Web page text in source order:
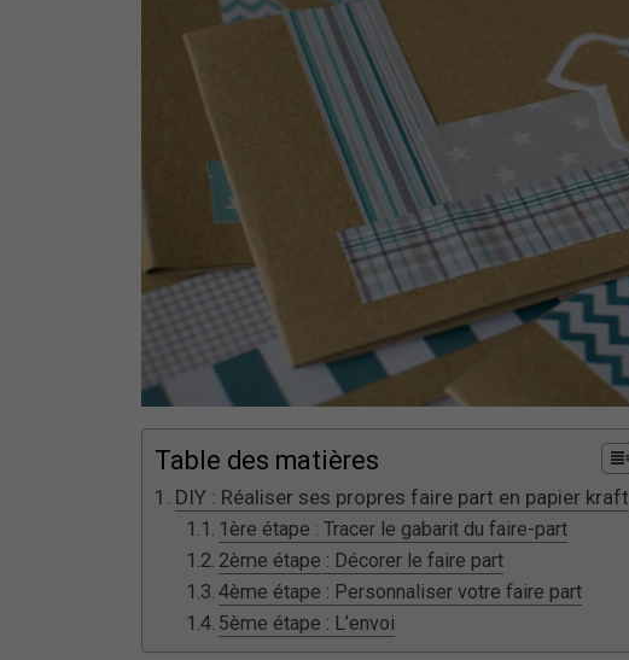
Table des matières
DIY : Réaliser ses propres faire part en papier kraft
1ère étape : Tracer le gabarit du faire-part
2ème étape : Décorer le faire part
4ème étape : Personnaliser votre faire part
5ème étape : L’envoi